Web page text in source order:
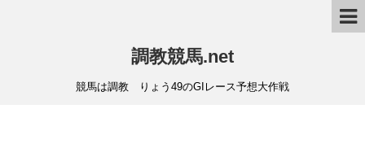
調教競馬.net
競馬は調教 りょう49のGIレース予想大作戦